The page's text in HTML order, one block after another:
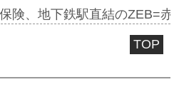
険、地下鉄駅直結のZEB=
TOP